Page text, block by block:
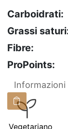
Carboidrati:
Grassi
Fibre:
ProPoints:
Informazioni
Vegetariano